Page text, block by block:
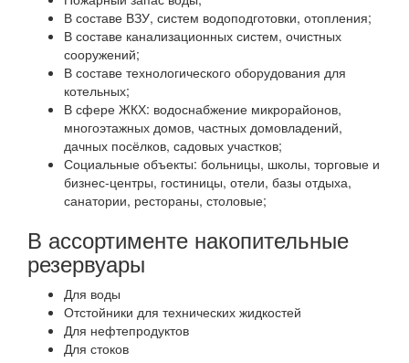
В составе ВЗУ, систем водоподготовки, отопления;
В составе канализационных систем, очистных
сооружений;
В составе технологического оборудования для
котельных;
В сфере ЖКХ: водоснабжение микрорайонов,
многоэтажных домов, частных домовладений,
дачных посёлков, садовых участков;
Социальные объекты: больницы, школы, торговые и
бизнес-центры, гостиницы, отели, базы отдыха,
санатории, рестораны, столовые;
В ассортименте накопительные
резервуары
Для воды
Отстойники для технических жидкостей
Для нефтепродуктов
Для стоков